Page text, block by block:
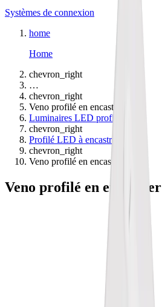
Systèmes de connexion
home
Home
chevron_right
…
chevron_right
Veno profilé en encastrer
Luminaires LED profilés
chevron_right
Profilé LED à encastrer
chevron_right
Veno profilé en encastrer
Veno profilé en encastrer